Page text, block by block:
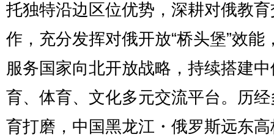
托独特沿边区位优势，深耕对俄教
作，充分发挥对俄开放“桥头堡”效能
服务国家向北开放战略，持续搭建
育、体育、文化多元交流平台。历
育打磨，中国黑龙江・俄罗斯远东